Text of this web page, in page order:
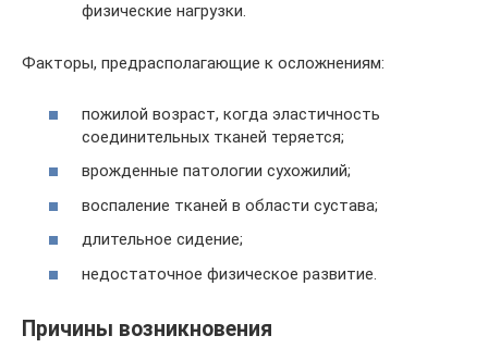
физические нагрузки.
Факторы, предрасполагающие к осложнениям:
пожилой возраст, когда эластичность
соединительных тканей теряется;
врожденные патологии сухожилий;
воспаление тканей в области сустава;
длительное сидение;
недостаточное физическое развитие.
Причины возникновения